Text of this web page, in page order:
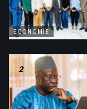
ECONOMIE